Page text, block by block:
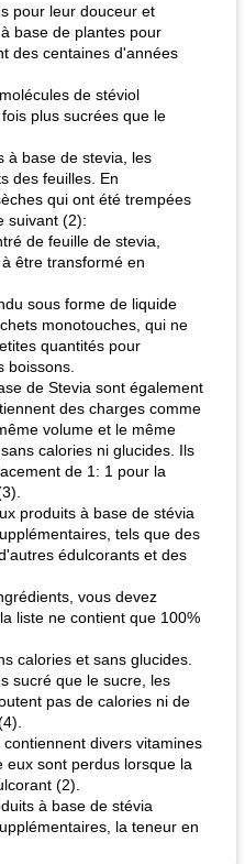
pour leur douceur et
base de plantes pour
des centaines d'années
de stéviol
plus sucrées que le
à base de stevia, les
des feuilles. En
qui ont été trempées
suivant (2):
de feuille de stevia,
être transformé en
sous forme de liquide
monotouches, qui ne
quantités pour
boissons.
de Stevia sont également
des charges comme
volume et le même
calories ni glucides. Ils
de 1: 1 pour la
produits à base de stévia
tels que des
édulcorants et des
vous devez
liste ne contient que 100%
calories et sans glucides.
sucré que le sucre, les
pas de calories ni de
divers vitamines
eux sont perdus lorsque la
(2).
à base de stévia
la teneur en